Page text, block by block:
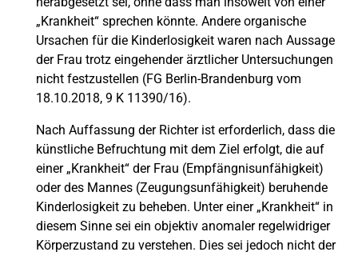
„Krankheit“ sprechen könnte. Andere organische
Ursachen für die Kinderlosigkeit waren nach Aussage
der Frau trotz eingehender ärztlicher Untersuchungen
nicht festzustellen (FG Berlin-Brandenburg vom
18.10.2018, 9 K 11390/16).
Nach Auffassung der Richter ist erforderlich, dass die
künstliche Befruchtung mit dem Ziel erfolgt, die auf
einer „Krankheit“ der Frau (Empfängnisunfähigkeit)
oder des Mannes (Zeugungsunfähigkeit) beruhende
Kinderlosigkeit zu beheben. Unter einer „Krankheit“ in
diesem Sinne sei ein objektiv anomaler regelwidriger
Körperzustand zu verstehen. Dies sei jedoch nicht der